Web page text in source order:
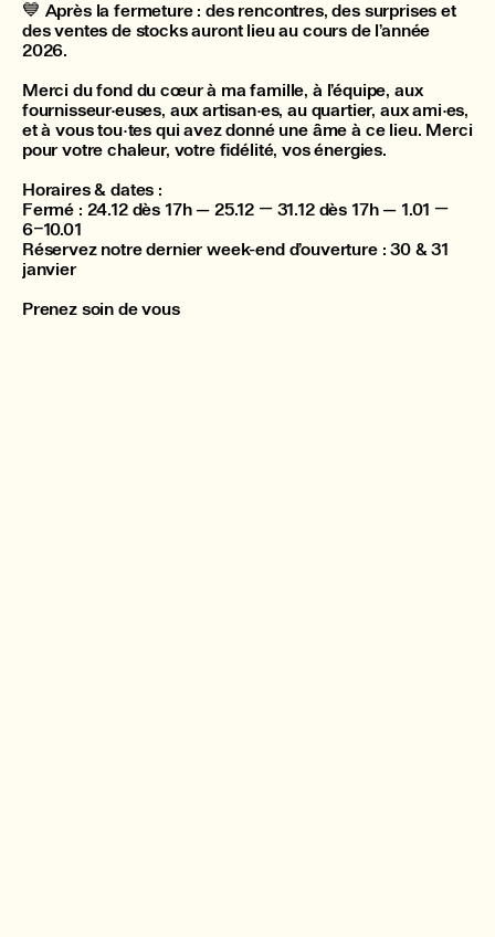
💙 Après la fermeture : des rencontres, des surprises et
des ventes de stocks auront lieu au cours de l’année
2026.
Merci du fond du cœur à ma famille, à l’équipe, aux
fournisseur·euses, aux artisan·es, au quartier, aux ami·es,
et à vous tou·tes qui avez donné une âme à ce lieu. Merci
pour votre chaleur, votre fidélité, vos énergies.
Horaires & dates :
Fermé : 24.12 dès 17h — 25.12 — 31.12 dès 17h — 1.01 —
6–10.01
Réservez notre dernier week-end d’ouverture : 30 & 31
janvier
Prenez soin de vous